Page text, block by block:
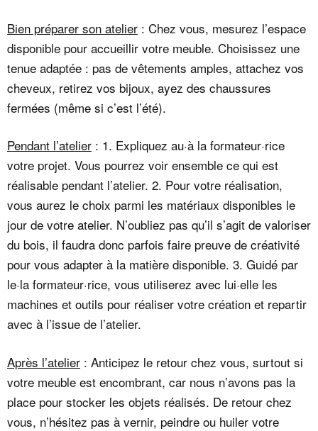
Bien préparer son atelier : Chez vous, mesurez l’espace
disponible pour accueillir votre meuble. Choisissez une
tenue adaptée : pas de vêtements amples, attachez vos
cheveux, retirez vos bijoux, ayez des chaussures
fermées (même si c’est l’été).
Pendant l’atelier : 1. Expliquez au·à la formateur·rice
votre projet. Vous pourrez voir ensemble ce qui est
réalisable pendant l’atelier. 2. Pour votre réalisation,
vous aurez le choix parmi les matériaux disponibles le
jour de votre atelier. N’oubliez pas qu’il s’agit de valoriser
du bois, il faudra donc parfois faire preuve de créativité
pour vous adapter à la matière disponible. 3. Guidé par
le·la formateur·rice, vous utiliserez avec lui·elle les
machines et outils pour réaliser votre création et repartir
avec à l’issue de l’atelier.
Après l’atelier : Anticipez le retour chez vous, surtout si
votre meuble est encombrant, car nous n’avons pas la
place pour stocker les objets réalisés. De retour chez
vous, n’hésitez pas à vernir, peindre ou huiler votre